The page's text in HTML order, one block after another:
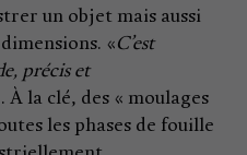
un objet mais aussi
«C’est
précis et
À la clé, des « moulages
les phases de fouille